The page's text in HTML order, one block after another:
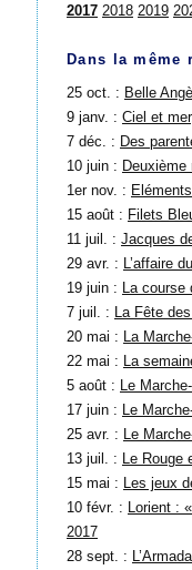
2017 2018 2019
Dans la même
25 oct. : Belle
9 janv. : Ciel et
7 déc. : Des
10 juin :
1er nov. :
15 août : Filets
11 juil. : Jacques
29 avr. :
L’affaire
19 juin :
La
7 juil. :
La Fête
20 mai :
La
22 mai :
La
5 août :
Le
17 juin :
Le
25 avr. :
Le
13 juil. :
Le
15 mai :
Les jeux
10 févr. :
Lorient :
2017
28 sept. :